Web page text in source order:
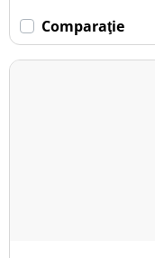
Comparaţie